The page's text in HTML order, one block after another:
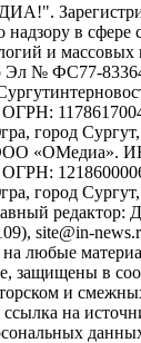
в сфере
и массовых
Эл № ФС77-
ОГРН:
город Сургут,
ООО «ОМедиа».
ОГРН:
город Сургут,
редактор:
site@in-
на любые
защищены в
и
на